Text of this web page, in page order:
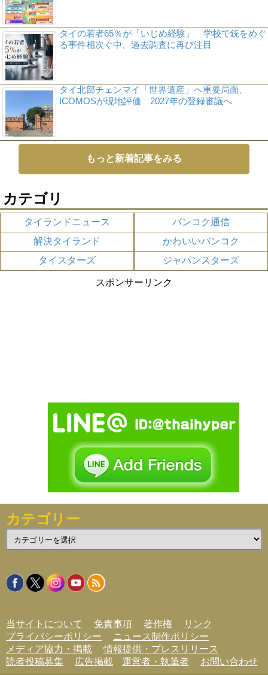
タイの若者65％が「いじめ経験」 学校で銃をめぐ
る事件相次ぐ中、過去調査に再び注目
タイ北部チェンマイ「世界遺産」へ重要局面、
ICOMOSが現地評価 2027年の登録審議へ
もっと新着記事をみる
カテゴリ
タイランドニュース
バンコク通信
解決タイランド
かわいいバンコク
タイスターズ
ジャパンスターズ
スポンサーリンク
カテゴリー
テ
リ
ー
当サイトについて 免責事項 著作権
リンク
プライバシーポリシー
ニュース制作ポリシー
メディア協力・掲載
情報提供・プレスリリース
読者投稿募集
広告掲載 運営者・執筆者 お問い合わせ